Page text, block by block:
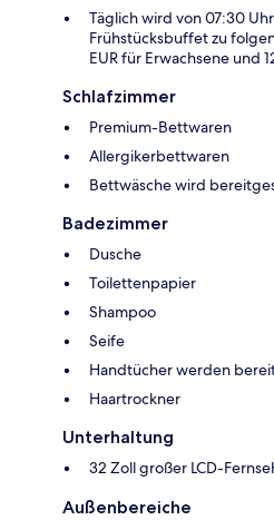
Täglich wird von 07:30
Frühstücksbuffet zu
EUR für Erwachsene und
Schlafzimmer
Premium-Bettwaren
Allergikerbettwaren
Bettwäsche wird
Badezimmer
Dusche
Toilettenpapier
Shampoo
Seife
Handtücher werden
Haartrockner
Unterhaltung
32 Zoll großer LCD-
Außenbereiche